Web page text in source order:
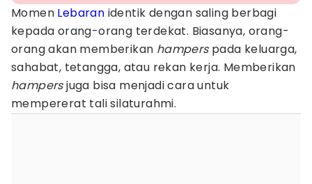
Momen Lebaran identik dengan saling berbagi
kepada orang-orang terdekat. Biasanya, orang-
orang akan memberikan hamperspada keluarga,
sahabat, tetangga, atau rekan kerja. Memberikan
hampersjuga bisa menjadi cara untuk
mempererat tali silaturahmi.